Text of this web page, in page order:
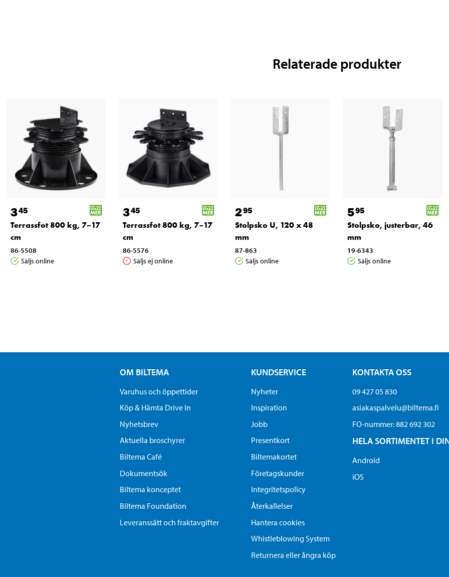
Relaterade produkter
345
Terrassfot 800 kg, 7–17
cm
86-5508
Säljs online
345
Terrassfot 800 kg, 7–17
cm
86-5576
Säljs ej online
295
Stolpsko U, 120 x 48
mm
87-863
Säljs online
595
Stolpsko, justerbar, 46
mm
19-6343
Säljs online
OM BILTEMA
Varuhus och öppettider
Köp & Hämta Drive In
Nyhetsbrev
Aktuella broschyrer
Biltema Café
Dokumentsök
Biltema konceptet
Biltema Foundation
Leveranssätt och fraktavgifter
KUNDSERVICE
Nyheter
Inspiration
Jobb
Presentkort
Biltemakortet
Företagskunder
Integritetspolicy
Återkallelser
Hantera cookies
Whistleblowing System
Returnera eller ångra köp
KONTAKTA OSS
09 427 05 830
asiakaspalvelu@biltema.fi
FO-nummer:​ 882 692 302
HELA SORTIMENTET I
Android
iOS